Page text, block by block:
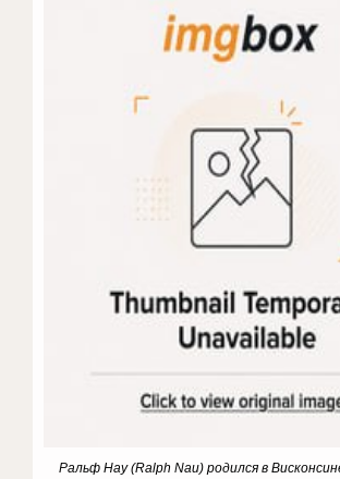
Ральф Нау (Ralph Nau) родился в